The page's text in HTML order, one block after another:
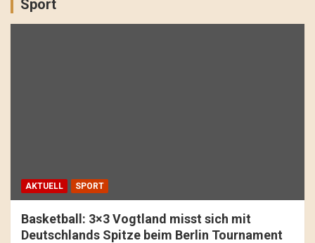
Sport
AKTUELL SPORT
Basketball: 3×3 Vogtland misst sich mit
Deutschlands Spitze beim Berlin Tournament